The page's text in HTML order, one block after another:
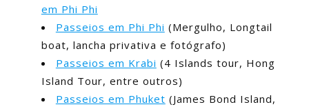
em Phi Phi
Passeios em Phi Phi (Mergulho, Longtail
boat, lancha privativa e fotógrafo)
Passeios em Krabi (4 Islands tour, Hong
Island Tour, entre outros)
Passeios em Phuket (James Bond Island,